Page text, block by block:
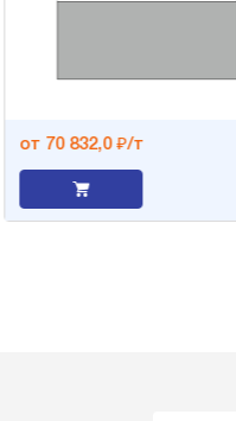
от 70 832,0 ₽/т